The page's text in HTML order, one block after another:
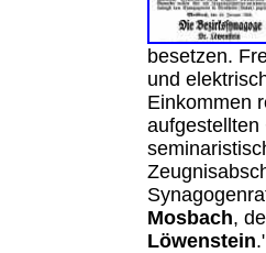
besetzen.
und
Einkommen
aufgestellten
Mosbach,
Löwenstein